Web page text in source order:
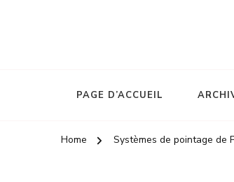
PAGE D’ACCUEIL
Home Systèmes de pointage de